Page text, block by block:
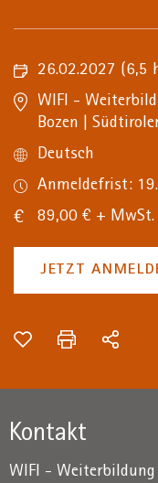
26.02.2027 (6,5
WIFI -
Bozen |
Deutsch
Anmeldefrist:
89,00 € + MwSt.
JETZT
Kontakt
WIFI -